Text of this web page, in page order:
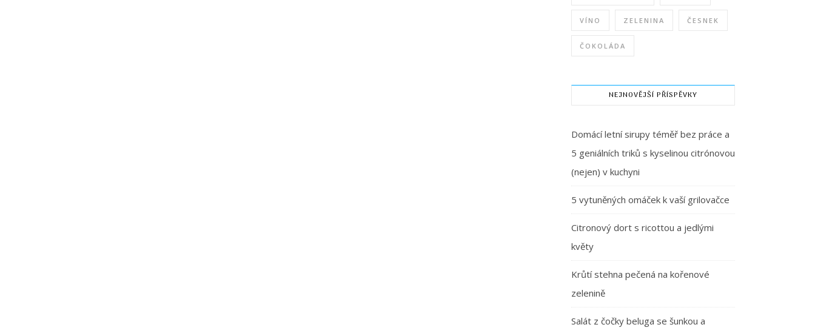
VÍNO ZELENINA ČESNEK
ČOKOLÁDA
NEJNOVĚJŠÍ PŘÍSPĚVKY
Domácí letní sirupy téměř bez práce a
5 geniálních triků s kyselinou citrónovou
(nejen) v kuchyni
5 vytuněných omáček k vaší grilovačce
Citronový dort s ricottou a jedlými
květy
Krůtí stehna pečená na kořenové
zelenině
Salát z čočky beluga se šunkou a